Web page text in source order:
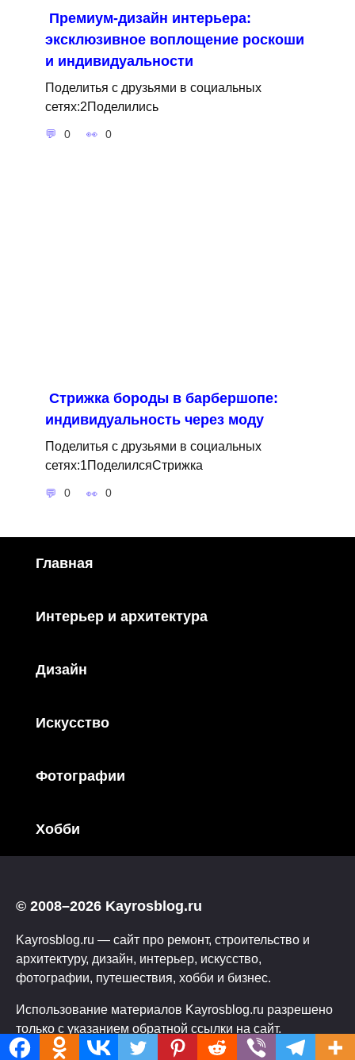
Премиум-дизайн интерьера:
эксклюзивное воплощение роскоши
и индивидуальности
Поделитья с друзьями в социальных
сетях:2Поделились
0 0
Стрижка бороды в барбершопе:
индивидуальность через моду
Поделитья с друзьями в социальных
сетях:1ПоделилсяСтрижка
0 0
Главная
Интерьер и архитектура
Дизайн
Искусство
Фотографии
Хобби
© 2008–2026 Kayrosblog.ru
Kayrosblog.ru — сайт про ремонт, строительство и
архитектуру, дизайн, интерьер, искусство,
фотографии, путешествия, хобби и бизнес.
Использование материалов Kayrosblog.ru разрешено
только с указанием обратной ссылки на сайт.